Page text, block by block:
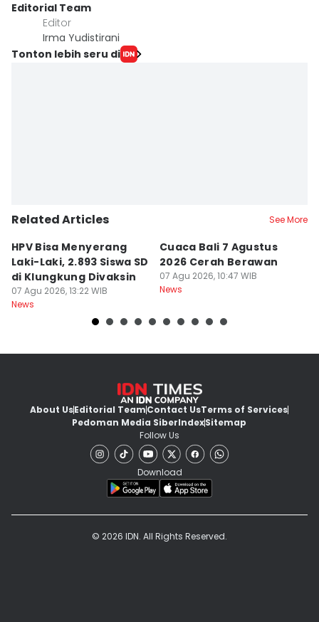
Editorial Team
Editor
Irma Yudistirani
Tonton lebih seru di
Related Articles See More
HPV Bisa Menyerang
Laki-Laki, 2.893 Siswa SD
di Klungkung Divaksin
07 Agu 2026, 13:22 WIB
News
Cuaca Bali 7 Agustus
2026 Cerah Berawan
07 Agu 2026, 10:47 WIB
News
About UsEditorial TeamContact UsTerms of Services
Pedoman Media SiberIndexSitemap
Follow Us
Download
© 2026 IDN. All Rights Reserved.